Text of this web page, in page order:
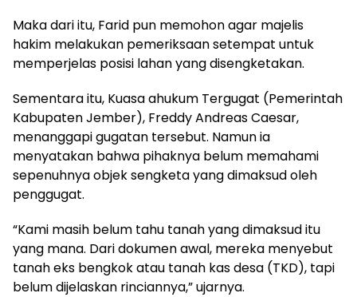
Maka dari itu, Farid pun memohon agar majelis
hakim melakukan pemeriksaan setempat untuk
memperjelas posisi lahan yang disengketakan.
Sementara itu, Kuasa ahukum Tergugat (Pemerintah
Kabupaten Jember), Freddy Andreas Caesar,
menanggapi gugatan tersebut. Namun ia
menyatakan bahwa pihaknya belum memahami
sepenuhnya objek sengketa yang dimaksud oleh
penggugat.
“Kami masih belum tahu tanah yang dimaksud itu
yang mana. Dari dokumen awal, mereka menyebut
tanah eks bengkok atau tanah kas desa (TKD), tapi
belum dijelaskan rinciannya,” ujarnya.